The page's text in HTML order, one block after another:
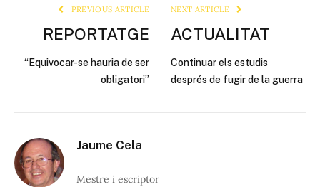
PREVIOUS ARTICLE
REPORTATGE
“Equivocar-se hauria de ser
obligatori”
NEXT ARTICLE
ACTUALITAT
Continuar els estudis
després de fugir de la guerra
Jaume Cela
Mestre i escriptor